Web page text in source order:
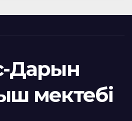
Дарын
мектебі